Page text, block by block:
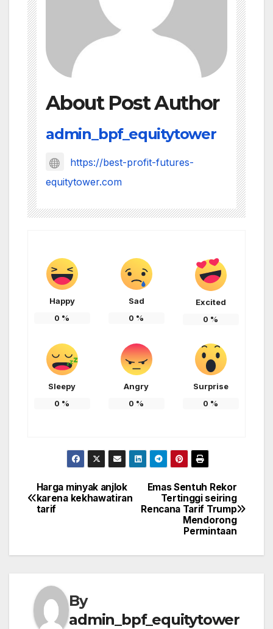
About Post Author
admin_bpf_equitytower
https://best-profit-futures-
equitytower.com
Happy
0 %
Sad
0 %
Excited
0 %
Sleepy
0 %
Angry
0 %
Surprise
0 %
Post
navigation
Emas Sentuh Rekor
Tertinggi seiring
Rencana Tarif Trump
Mendorong
Permintaan
Harga minyak anjlok
karena kekhawatiran
tarif
By
admin_bpf_equitytower